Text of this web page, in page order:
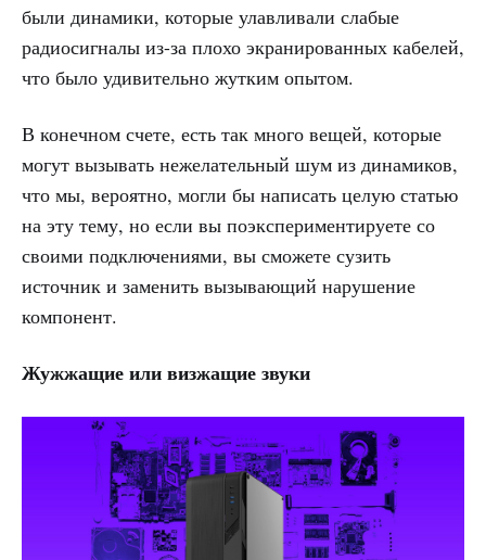
были динамики, которые улавливали слабые
радиосигналы из-за плохо экранированных кабелей,
что было удивительно жутким опытом.
В конечном счете, есть так много вещей, которые
могут вызывать нежелательный шум из динамиков,
что мы, вероятно, могли бы написать целую статью
на эту тему, но если вы поэкспериментируете со
своими подключениями, вы сможете сузить
источник и заменить вызывающий нарушение
компонент.
Жужжащие или визжащие звуки